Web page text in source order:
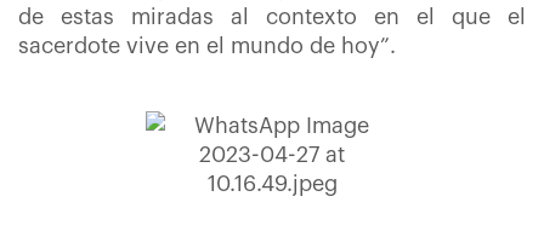
de estas miradas al contexto en el que el
sacerdote vive en el mundo de hoy”.